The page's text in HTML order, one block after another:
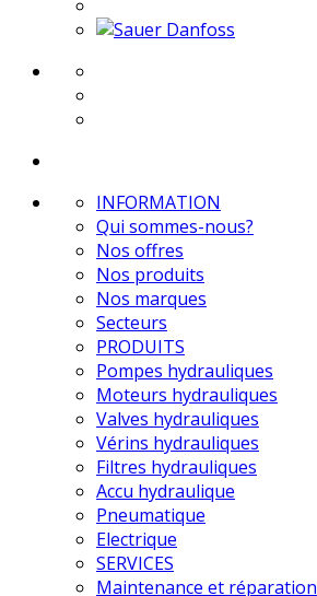
INFORMATION
Qui sommes-nous?
Nos offres
Nos produits
Nos marques
Secteurs
PRODUITS
Pompes hydrauliques
Moteurs hydrauliques
Valves hydrauliques
Vérins hydrauliques
Filtres hydrauliques
Accu hydraulique
Pneumatique
Electrique
SERVICES
Maintenance et réparation